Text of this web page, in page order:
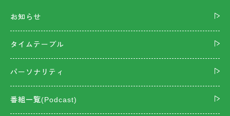
お知らせ
タイムテーブル
パーソナリティ
番組一覧(Podcast)